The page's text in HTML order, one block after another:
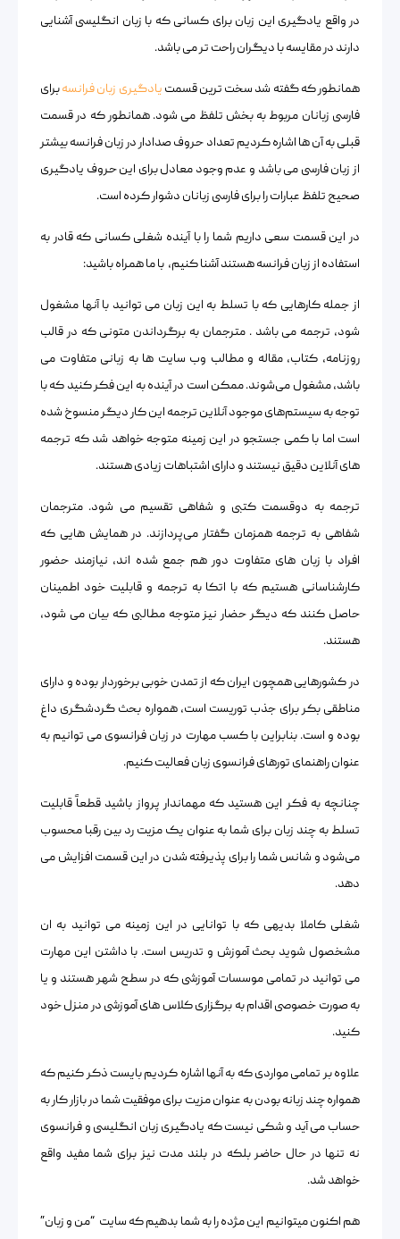
در واقع یادگیری این زبان برای کسانی که با زبان انگلیسی آشنایی
دارند در مقایسه با دیگران راحت تر می باشد.
همانطور که گفته شد سخت ترین قسمت یادگیری زبان فرانسهبرای
فارسی زبانان مربوط به بخش تلفظ می شود. همانطور که در قسمت
قبلی به آن ها اشاره کردیم تعداد حروف صدادار در زبان فرانسه بیشتر
از زبان فارسی می باشد و عدم وجود معادل برای این حروف یادگیری
صحیح تلفظ عبارات را برای فارسی زبانان دشوار کرده است.
در این قسمت سعی داریم شما را با آینده شغلی کسانی که قادر به
استفاده از زبان فرانسه هستند آشنا کنیم، با ما همراه باشید:
از جمله کارهایی که با تسلط به این زبان می توانید با آنها مشغول
شود، ترجمه می باشد . مترجمان به برگرداندن متونی که در قالب
روزنامه، کتاب، مقاله و مطالب وب سایت ها به زبانی متفاوت می
باشد، مشغول می‌شوند. ممکن است در آینده به این فکر کنید که با
توجه به سیستم‌های موجود آنلاین ترجمه این کار دیگر منسوخ شده
است اما با کمی جستجو در این زمینه متوجه خواهد شد که ترجمه
های آنلاین دقیق نیستند و دارای اشتباهات زیادی هستند.
ترجمه به دوقسمت کتبی و شفاهی تقسیم می شود. مترجمان
شفاهی به ترجمه همزمان گفتار می‌پردازند. در همایش هایی که
افراد با زبان های متفاوت دور هم جمع شده اند، نیازمند حضور
کارشناسانی هستیم که با اتکا به ترجمه و قابلیت خود اطمینان
حاصل کنند که دیگر حضار نیز متوجه مطالبی که بیان می شود،
هستند.
در کشورهایی همچون ایران که از تمدن خوبی برخوردار بوده و دارای
مناطقی بکر برای جذب توریست است، همواره بحث گردشگری داغ
بوده و است. بنابراین با کسب مهارت در زبان فرانسوی می توانیم به
عنوان راهنمای تورهای فرانسوی‌ زبان فعالیت کنیم.
چنانچه به فکر این هستید که مهماندار پرواز باشید قطعاً قابلیت
تسلط به چند زبان برای شما به عنوان یک مزیت رد بین رقبا محسوب
می‌شود و شانس شما را برای پذیرفته شدن در این قسمت افزایش می
دهد.
شغلی کاملا بدیهی که با توانایی در این زمینه می توانید به ان
مشخصول شوید بحث آموزش و تدریس است. با داشتن این مهارت
می توانید در تمامی موسسات آموزشی که در سطح شهر هستند و یا
به صورت خصوصی اقدام به برگزاری کلاس های آموزشی در منزل خود
کنید.
علاوه بر تمامی مواردی که به آنها اشاره کردیم بایست ذکر کنیم که
همواره چند زبانه بودن به عنوان مزیت برای موفقیت شما در بازار کار به
حساب می آید و شکی نیست که یادگیری زبان انگلیسی و فرانسوی
نه تنها در حال حاضر بلکه در بلند مدت نیز برای شما مفید واقع
خواهد شد.
هم اکنون میتوانیم این مژده را به شما بدهیم که سایت “من و زبان”